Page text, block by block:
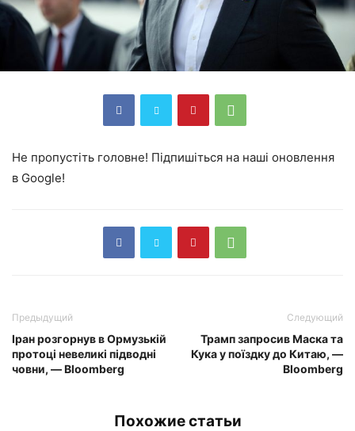
Не пропустіть головне! Підпишіться на наші оновлення
в Google!
Предыдущий
Іран розгорнув в Ормузькій
протоці невеликі підводні
човни, — Bloomberg
Следующий
Трамп запросив Маска та
Кука у поїздку до Китаю, —
Bloomberg
Похожие статьи